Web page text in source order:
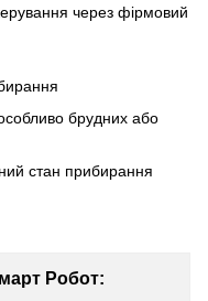
через фірмовий
брудних або
стан прибирання
Робот: